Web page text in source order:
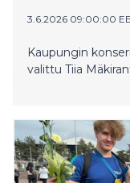
3.6.2026 09:00:00
Kaupungin
valittu Tiia